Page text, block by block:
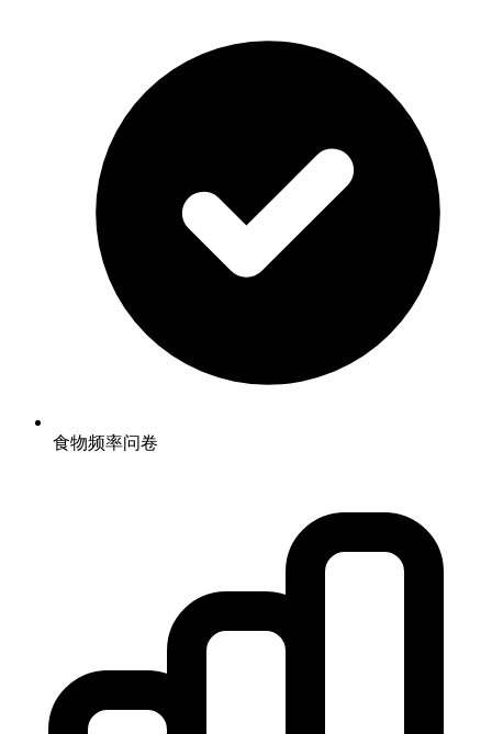
食物频率问卷